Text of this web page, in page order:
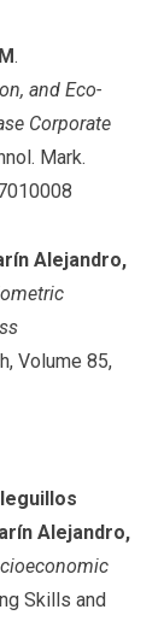
.
and Eco-
Corporate
Mark.
Alejandro,
Volume 85,
Alejandro,
Skills and